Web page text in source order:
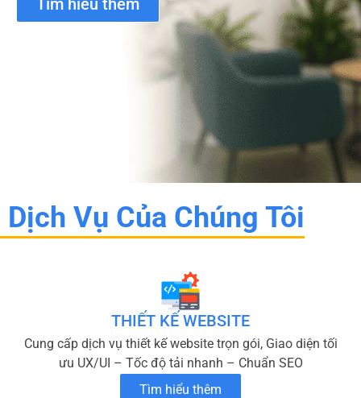
Tìm hiểu thêm
Dịch Vụ Của Chúng Tôi
THIẾT KẾ WEBSITE
Cung cấp dịch vụ thiết kế website trọn gói, Giao diện tối
ưu UX/UI – Tốc độ tải nhanh – Chuẩn SEO
Tìm hiểu thêm